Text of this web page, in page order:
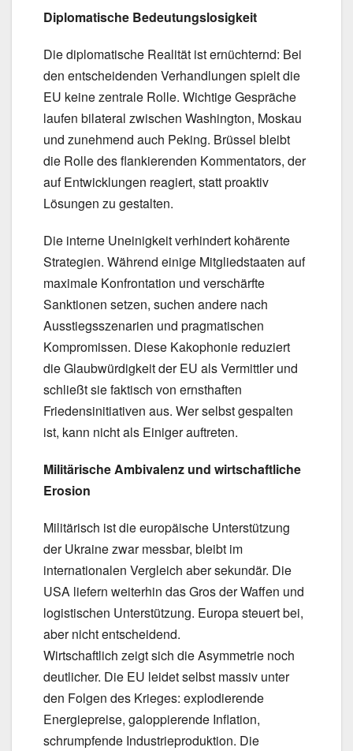
Diplomatische Bedeutungslosigkeit
Die diplomatische Realität ist ernüchternd: Bei
den entscheidenden Verhandlungen spielt die
EU keine zentrale Rolle. Wichtige Gespräche
laufen bilateral zwischen Washington, Moskau
und zunehmend auch Peking. Brüssel bleibt
die Rolle des flankierenden Kommentators, der
auf Entwicklungen reagiert, statt proaktiv
Lösungen zu gestalten.
Die interne Uneinigkeit verhindert kohärente
Strategien. Während einige Mitgliedstaaten auf
maximale Konfrontation und verschärfte
Sanktionen setzen, suchen andere nach
Ausstiegsszenarien und pragmatischen
Kompromissen. Diese Kakophonie reduziert
die Glaubwürdigkeit der EU als Vermittler und
schließt sie faktisch von ernsthaften
Friedensinitiativen aus. Wer selbst gespalten
ist, kann nicht als Einiger auftreten.
Militärische Ambivalenz und wirtschaftliche
Erosion
Militärisch ist die europäische Unterstützung
der Ukraine zwar messbar, bleibt im
internationalen Vergleich aber sekundär. Die
USA liefern weiterhin das Gros der Waffen und
logistischen Unterstützung. Europa steuert bei,
aber nicht entscheidend.
Wirtschaftlich zeigt sich die Asymmetrie noch
deutlicher. Die EU leidet selbst massiv unter
den Folgen des Krieges: explodierende
Energiepreise, galoppierende Inflation,
schrumpfende Industrieproduktion. Die